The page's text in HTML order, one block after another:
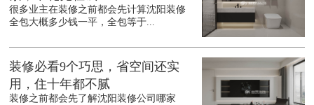
很多业主在装修之前都会先计算沈阳装修
全包大概多少钱一平，全包等于...
装修必看9个巧思，省空间还实
用，住十年都不腻
装修之前都会先了解沈阳装修公司哪家